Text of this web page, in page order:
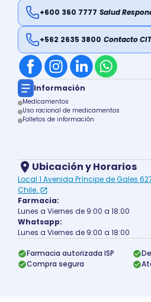
+600 360 7777 Salud
+562 2635 3800 Contacto
Información
Medicamentos
Uso racional de medicamentos
Folletos de información
Ubicación y Horarios
Local 1 Avenida Príncipe de Gales
Chile.
Farmacia:
Lunes a Viernes de 9:00 a 18:00
Whatsapp:
Lunes a Viernes de 9:00 a 18:00
Farmacia autorizada ISP
Compra segura